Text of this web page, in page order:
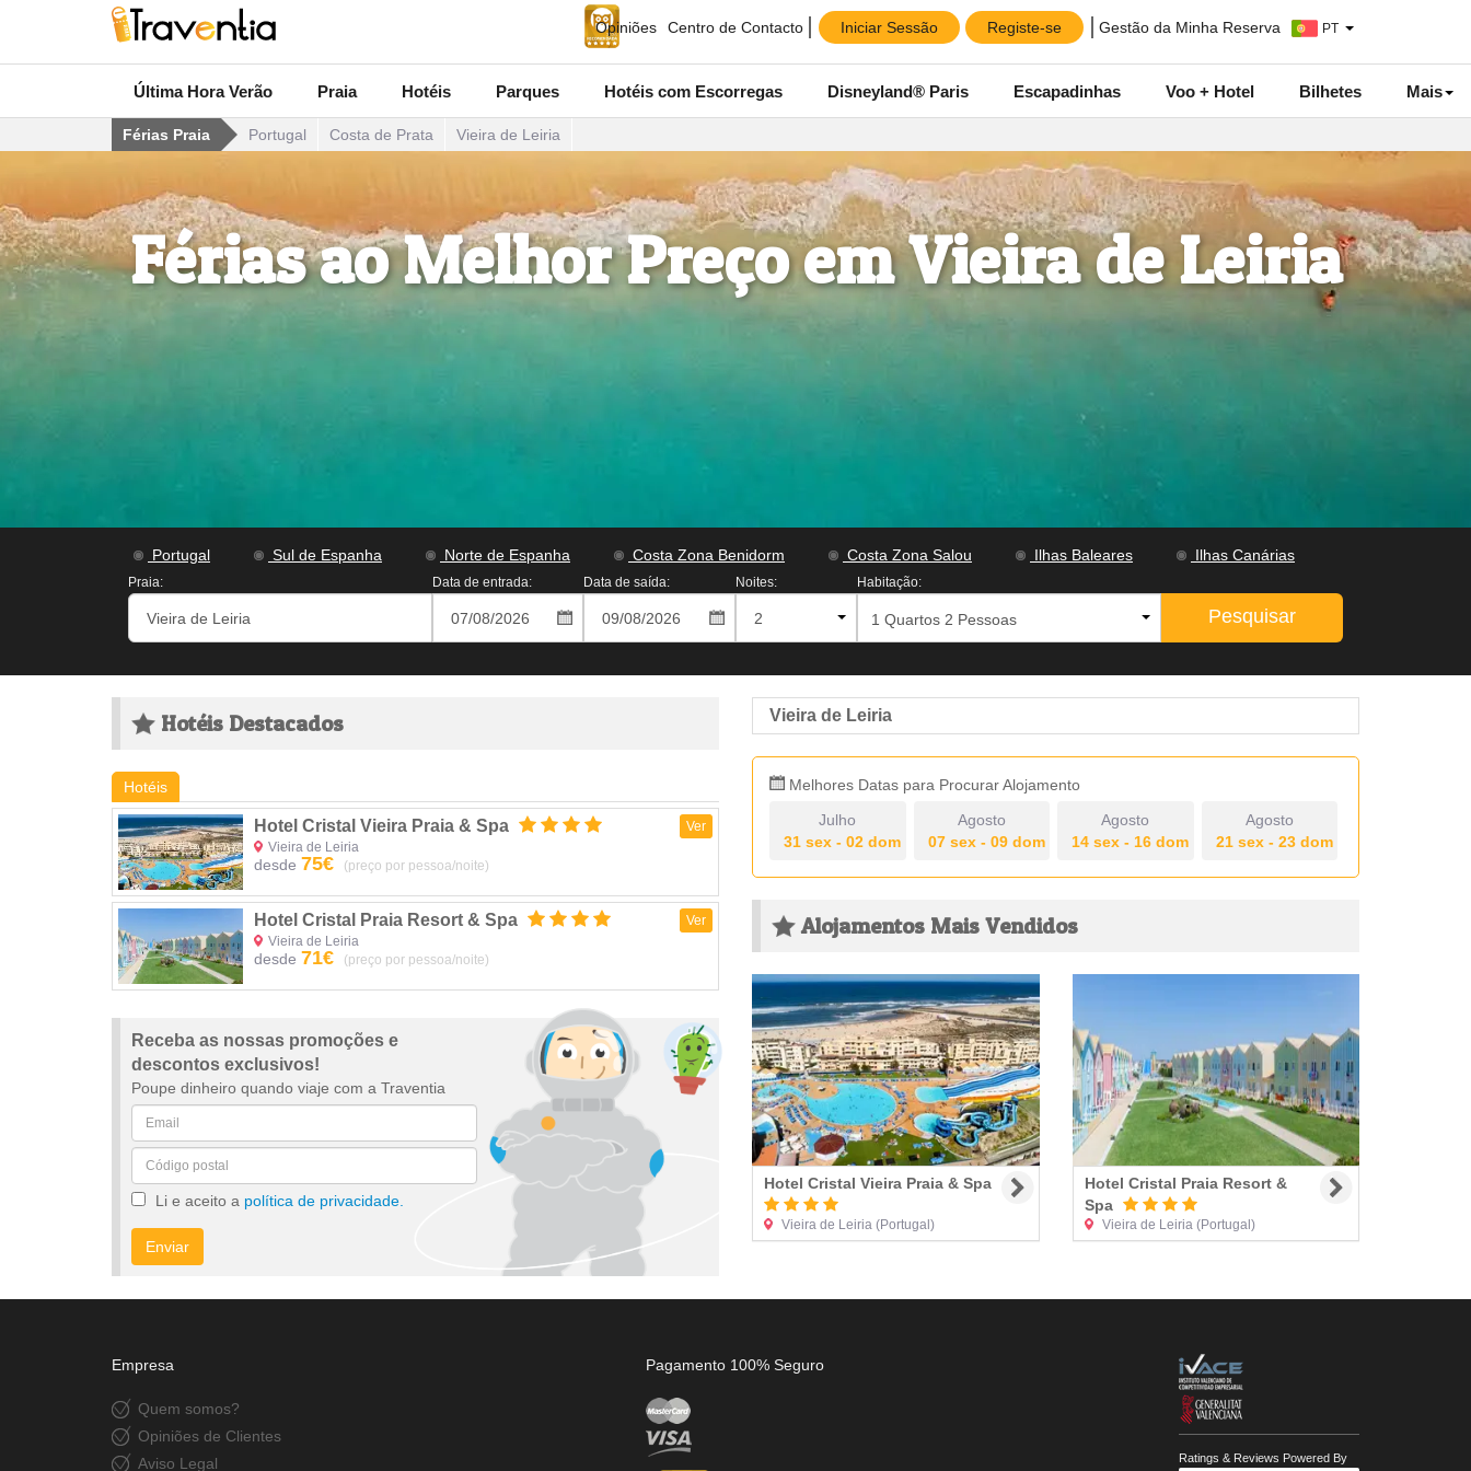
Opiniões Centro de Contacto Iniciar Sessão Registe-se Gestão da Minha Reserva PT
Última Hora Verão Praia Hotéis Parques Hotéis com Escorregas Disneyland® Paris Escapadinhas Voo + Hotel Bilhetes Mais
Férias Praia Vieira de Leiria
Costa de Prata
Portugal
Férias ao Melhor Preço em Vieira de Leiria
Portugal Sul de Espanha Norte de Espanha Costa Zona Benidorm Costa Zona Salou Ilhas Baleares Ilhas Canárias
Praia: Data de entrada: Data de saída: Noites: Habitação:
Pesquisar
Hotéis Destacados
Hotéis
Hotel Cristal Vieira Praia & Spa
Vieira de Leiria
desde75€ (preço por pessoa/noite)
Ver
Hotel Cristal Praia Resort & Spa
Vieira de Leiria
desde71€ (preço por pessoa/noite)
Ver
Receba as nossas promoções e
descontos exclusivos!
Poupe dinheiro quando viaje com a Traventia
Li e aceito a política de privacidade.
Enviar
Vieira de Leiria
Melhores Datas para Procurar Alojamento
Julho
31 sex - 02 dom
Agosto
07 sex - 09 dom
Agosto
14 sex - 16 dom
Agosto
21 sex - 23 dom
Alojamentos Mais Vendidos
Hotel Cristal Vieira Praia & Spa
Vieira de Leiria (Portugal)
Hotel Cristal Praia Resort &
Spa
Vieira de Leiria (Portugal)
Empresa
Quem somos?
Opiniões de Clientes
Aviso Legal
Pagamento 100% Seguro
Ratings & Reviews Powered By